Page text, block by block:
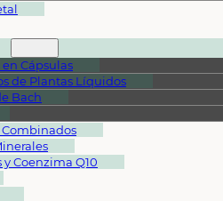
Cápsulas
de Plantas Líquidos
Bach
Coenzima Q10